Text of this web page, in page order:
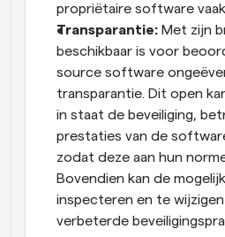
propriëtaire software
Transparantie: Met zijn
beschikbaar is voor
source software
transparantie. Dit open
in staat de beveiliging,
prestaties van de
zodat deze aan hun
Bovendien kan de
inspecteren en te
verbeterde